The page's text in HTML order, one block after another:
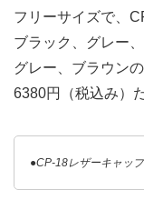
フリーサイズで、
ブラック、グレー
グレー、ブラウン
6380円（税込み）だ
●CP-18レザーキャップ